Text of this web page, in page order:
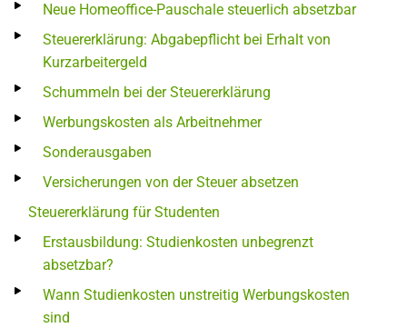
Neue Homeoffice-Pauschale steuerlich absetzbar
Steuererklärung: Abgabepflicht bei Erhalt von
Kurzarbeitergeld
Schummeln bei der Steuererklärung
Werbungskosten als Arbeitnehmer
Sonderausgaben
Versicherungen von der Steuer absetzen
Steuererklärung für Studenten
Erstausbildung: Studienkosten unbegrenzt
absetzbar?
Wann Studienkosten unstreitig Werbungskosten
sind